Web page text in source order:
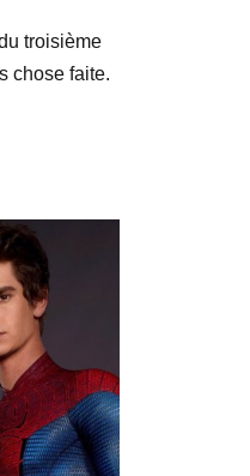
troisième
chose faite.